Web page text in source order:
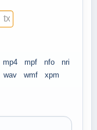
mp4 mpf nfo
nri
wav wmf xpm